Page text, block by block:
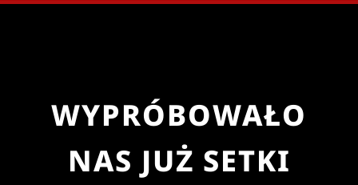
WYPRÓBOWAŁO
NAS JUŻ SETKI